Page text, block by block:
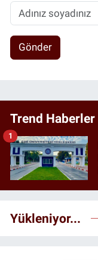
Gönder
Trend Haberler
1
Yükleniyor...